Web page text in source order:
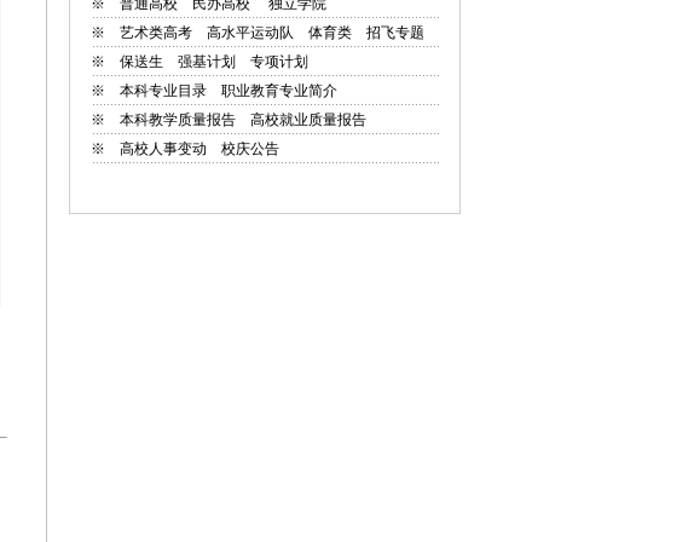
※ 普通高校 民办高校
独立学院
※ 艺术类高考 高水平运动队 体育类
招飞专题
※ 保送生 强基计划
专项计划
※ 本科专业目录
职业教育专业简介
※ 本科教学质量报告
高校就业质量报告
※ 高校人事变动 校庆公告